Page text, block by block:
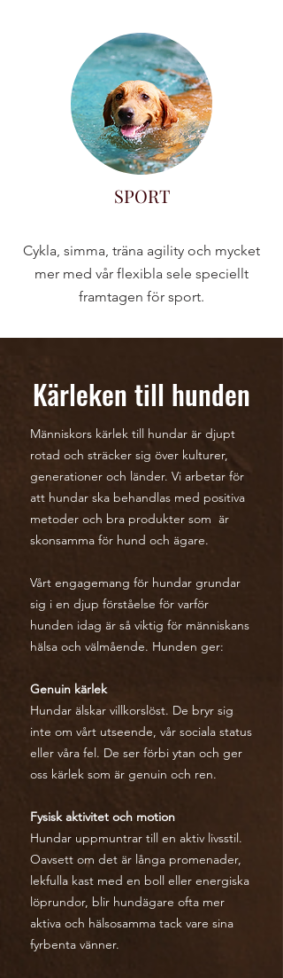
SPORT
Cykla, simma, träna agility och mycket
mer med vår flexibla sele speciellt
framtagen för sport.
Kärleken till hunden
Människors kärlek till hundar är djupt
rotad och sträcker sig över kulturer,
generationer och länder. Vi arbetar för
att hundar ska behandlas med positiva
metoder och bra produkter som är
skonsamma för hund och ägare.
Vårt engagemang för hundar grundar
sig i en djup förståelse för varför
hunden idag är så viktig för människans
hälsa och välmående. Hunden ger:
Genuin kärlek
Hundar älskar villkorslöst. De bryr sig
inte om vårt utseende, vår sociala status
eller våra fel. De ser förbi ytan och ger
oss kärlek som är genuin och ren.
Fysisk aktivitet och motion
Hundar uppmuntrar till en aktiv livsstil.
Oavsett om det är långa promenader,
lekfulla kast med en boll eller energiska
löprundor, blir hundägare ofta mer
aktiva och hälsosamma tack vare sina
fyrbenta vänner.